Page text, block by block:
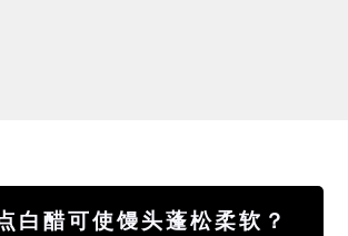
白醋可使馒头蓬松柔软？